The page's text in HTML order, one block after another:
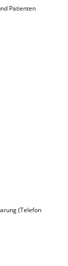
Patienten
(Telefon